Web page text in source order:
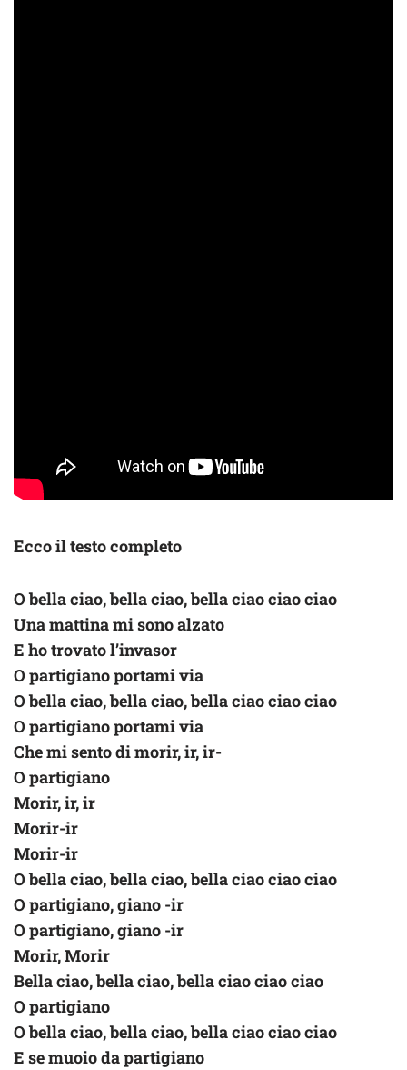
Ecco il testo completo
O bella ciao, bella ciao, bella ciao ciao ciao
Una mattina mi sono alzato
E ho trovato l’invasor
O partigiano portami via
O bella ciao, bella ciao, bella ciao ciao ciao
O partigiano portami via
Che mi sento di morir, ir, ir-
O partigiano
Morir, ir, ir
Morir-ir
Morir-ir
O bella ciao, bella ciao, bella ciao ciao ciao
O partigiano, giano -ir
O partigiano, giano -ir
Morir, Morir
Bella ciao, bella ciao, bella ciao ciao ciao
O partigiano
O bella ciao, bella ciao, bella ciao ciao ciao
E se muoio da partigiano